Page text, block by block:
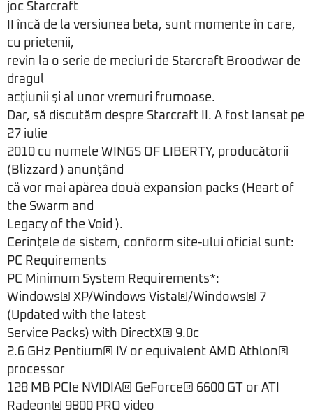
joc Starcraft
II încă de la versiunea beta, sunt momente în care,
cu prietenii,
revin la o serie de meciuri de Starcraft Broodwar de
dragul
acţiunii şi al unor vremuri frumoase.
Dar, să discutăm despre Starcraft II. A fost lansat pe
27 iulie
2010 cu numele WINGS OF LIBERTY, producătorii
(Blizzard ) anunţând
că vor mai apărea două expansion packs (Heart of
the Swarm and
Legacy of the Void ).
Cerinţele de sistem, conform site-ului oficial sunt:
PC Requirements
PC Minimum System Requirements*:
Windows® XP/Windows Vista®/Windows® 7
(Updated with the latest
Service Packs) with DirectX® 9.0c
2.6 GHz Pentium® IV or equivalent AMD Athlon®
processor
128 MB PCIe NVIDIA® GeForce® 6600 GT or ATI
Radeon® 9800 PRO video